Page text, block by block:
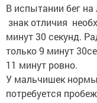
знак отличия
минут 30 секунд.
только 9 минут
11 минут ровно.
У мальчишек нормы
потребуется
серебра